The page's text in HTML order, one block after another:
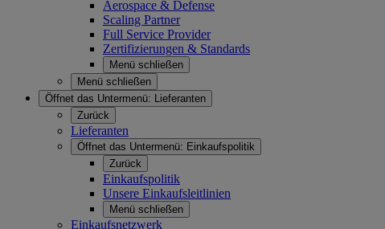
Aerospace & Defense
Scaling Partner
Full Service Provider
Zertifizierungen & Standards
Menü schließen
Menü schließen
Öffnet das Untermenü: Lieferanten
Zurück
Lieferanten
Öffnet das Untermenü: Einkaufspolitik
Zurück
Einkaufspolitik
Unsere Einkaufsleitlinien
Menü schließen
Einkaufsnetzwerk